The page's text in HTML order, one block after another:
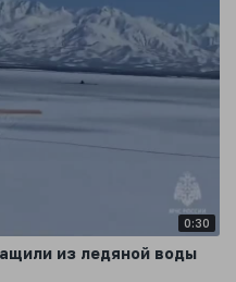
0:30
из ледяной воды